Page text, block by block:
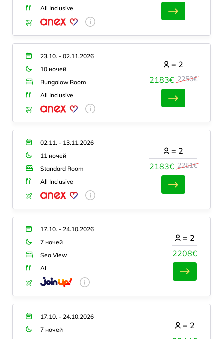
All Inclusive
23.10. - 02.11.2026
10 ночей
Bungalow Room
All Inclusive
2183€ 2250€
= 2
02.11. - 13.11.2026
11 ночей
Standard Room
All Inclusive
2183€ 2251€
= 2
17.10. - 24.10.2026
7 ночей
Sea View
AI
2208€
= 2
17.10. - 24.10.2026
7 ночей
= 2